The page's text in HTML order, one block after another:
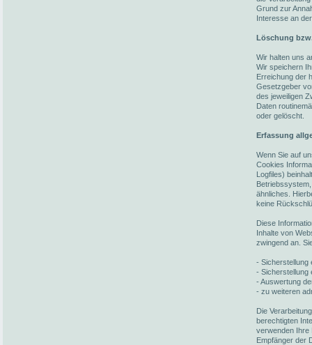
Grund zur
Interesse an
Löschung
Wir halten uns
Wir speichern
Erreichung der
Gesetzgeber
des jeweiligen
Daten
oder gelöscht.
Erfassung
Wenn Sie auf
Cookies
Logfiles)
ähnliches.
keine
Diese
Inhalte von
zwingend an.
- Sicherstellung
- Sicherstellung
- Auswertung
- zu weiteren
Die
berechtigten
verwenden Ihre
Empfänger der